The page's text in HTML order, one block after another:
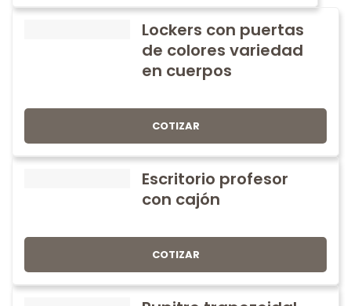
Lockers con puertas
de colores variedad
en cuerpos
COTIZAR
Escritorio profesor
con cajón
COTIZAR